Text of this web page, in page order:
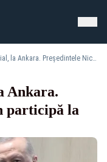
Summit NATO crucial, la Ankara. Președintele Nicușor Dan participă la întâlnirea liderilor lumii
Ankara.
participă la